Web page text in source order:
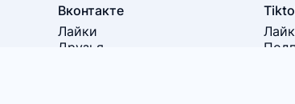
Вконтакте
Лайки
Друзья